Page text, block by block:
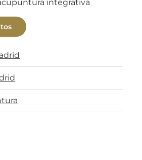
integrativa